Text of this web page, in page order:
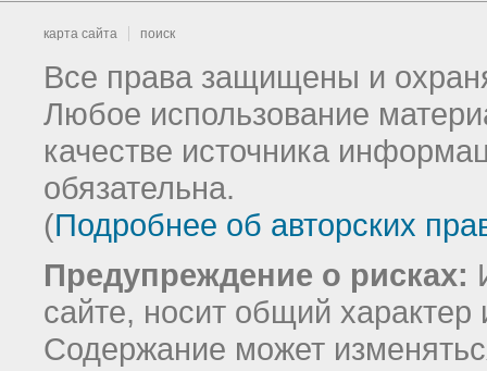
карта сайта поиск
Все права защищены и
Любое использование
качестве источника
обязательна.
(Подробнее об авторских
Предупреждение о рисках:
сайте, носит общий
Содержание может